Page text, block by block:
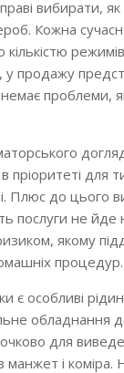
вибирати,
Кожна
у продажу
немає проблеми,
пріоритеті для
Плюс до цього
послуги не йде
якому
процедур.
є особливі
обладнання
для
і коміра.